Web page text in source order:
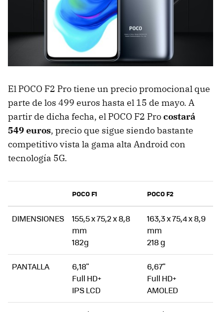
El POCO F2 Pro tiene un precio promocional que
parte de los 499 euros hasta el 15 de mayo. A
partir de dicha fecha, el POCO F2 Procostará
549 euros, precio que sigue siendo bastante
competitivo vista la gama alta Android con
tecnología 5G.
POCO F1 POCO F2
DIMENSIONES
155,5 x 75,2 x 8,8
mm
182g
163,3 x 75,4 x 8,9
mm
218 g
PANTALLA
6,18"
Full HD+
IPS LCD
6,67"
Full HD+
AMOLED